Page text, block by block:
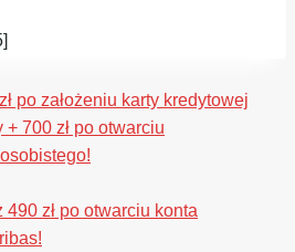
]
po założeniu karty kredytowej
700 zł po otwarciu
zł po otwarciu konta